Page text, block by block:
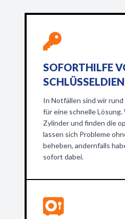
SOFORTHILFE
In Notfällen sind wir
für eine schnelle Lösung.
Zylinder und finden die
lassen sich Probleme
beheben, andernfalls
sofort dabei.